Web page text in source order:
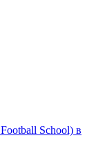
School) в